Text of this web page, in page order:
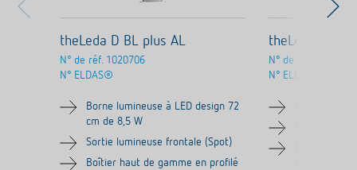
theLeda D BL plus AL
N° de réf. 1020706
N° ELDAS®
Borne lumineuse à LED design 72
cm de 8,5 W
Sortie lumineuse frontale (Spot)
Boîtier haut de gamme en profilé
theLeda D SL
N° de réf.
N° ELDAS®